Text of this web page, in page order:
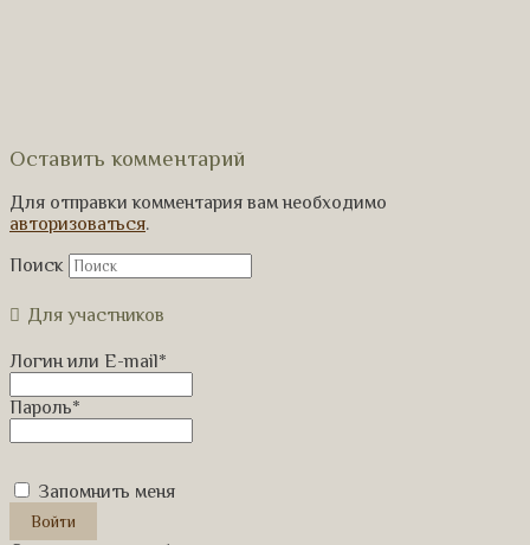
Оставить комментарий
Для отправки комментария вам необходимо
авторизоваться.
Поиск
Для участников
Логин или E-mail*
Пароль*
Запомнить меня